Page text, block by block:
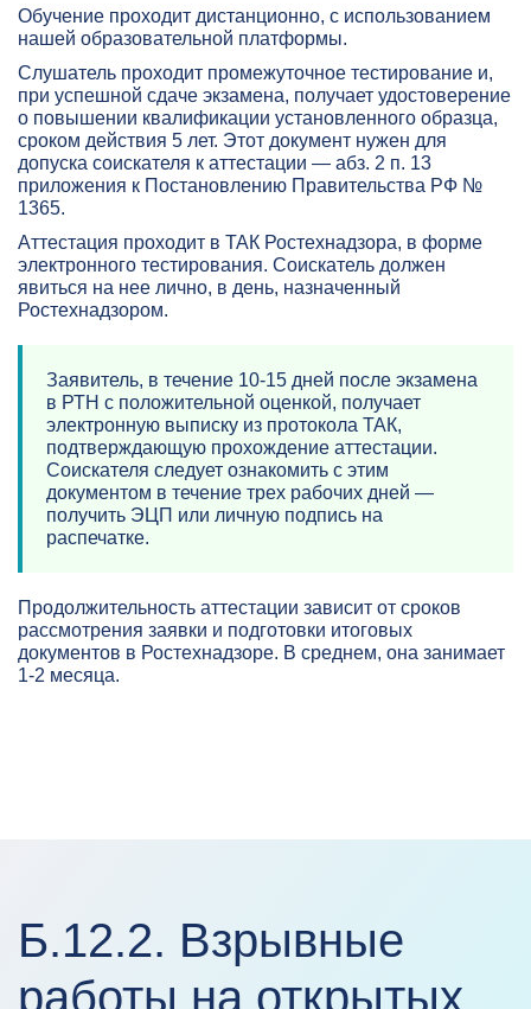
Обучение проходит дистанционно, с использованием
нашей образовательной платформы.
Слушатель проходит промежуточное тестирование и,
при успешной сдаче экзамена, получает удостоверение
о повышении квалификации установленного образца,
сроком действия 5 лет. Этот документ нужен для
допуска соискателя к аттестации — абз. 2 п. 13
приложения к Постановлению Правительства РФ №
1365.
Аттестация проходит в ТАК Ростехнадзора, в форме
электронного тестирования. Соискатель должен
явиться на нее лично, в день, назначенный
Ростехнадзором.
Заявитель, в течение 10-15 дней после экзамена
в РТН с положительной оценкой, получает
электронную выписку из протокола ТАК,
подтверждающую прохождение аттестации.
Соискателя следует ознакомить с этим
документом в течение трех рабочих дней —
получить ЭЦП или личную подпись на
распечатке.
Продолжительность аттестации зависит от сроков
рассмотрения заявки и подготовки итоговых
документов в Ростехнадзоре. В среднем, она занимает
1-2 месяца.
Б.12.2. Взрывные
работы на открытых